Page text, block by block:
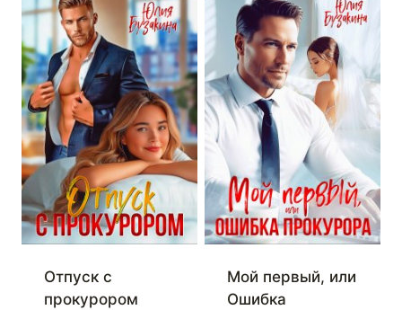
Отпуск с
прокурором
Мой первый, или
Ошибка